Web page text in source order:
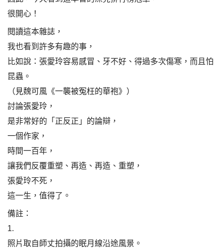
很開心！
閱讀這本雜誌，
我也看到許多有趣的事，
比如說：張愛玲容易感冒、牙不好、得過多次傷寒，而且怕
昆蟲。
（見魏可風《一襲被冤枉的華袍》）
討論張愛玲，
是非常好的「正反正」的論辯，
一個作家，
時間一百年，
讓我們反覆重塑、再造、再造、重塑，
張愛玲不死，
這一生，值得了。
備註：
1.
照片取自師丈拍攝的眠月線沿途風景。